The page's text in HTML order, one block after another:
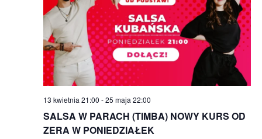
13 kwietnia 21:00 -25 maja 22:00
SALSA W PARACH (TIMBA) NOWY KURS OD
ZERA W PONIEDZIAŁEK